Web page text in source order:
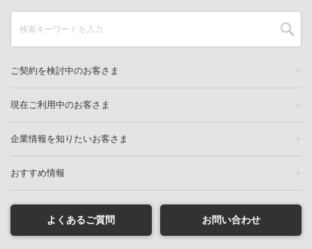
ご契約を検討中のお客さま
現在ご利用中のお客さま
企業情報を知りたいお客さま
おすすめ情報
よくあるご質問 お問い合わせ